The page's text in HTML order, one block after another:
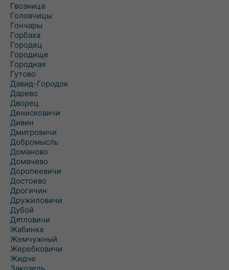
Гвозница
Головчицы
Гончары
Горбаха
Городец
Городище
Городная
Гутово
Давид-Городок
Дарево
Дворец
Денисковичи
Дивин
Дмитровичи
Добромысль
Доманово
Домачево
Доропеевичи
Достоево
Дрогичин
Дружиловичи
Дубой
Дятловичи
Жабинка
Жемчужный
Жеребковичи
Жидче